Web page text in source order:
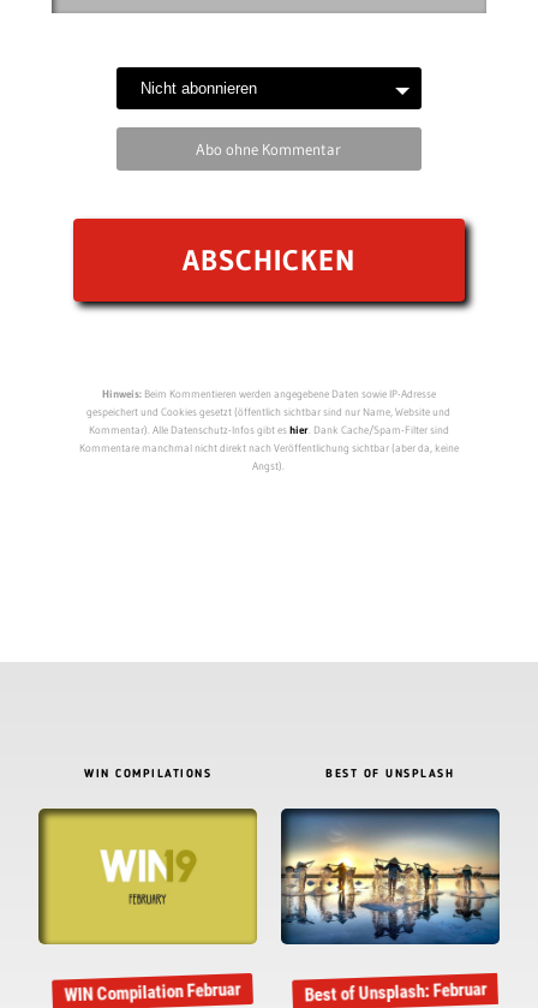
Abo ohne Kommentar
Hinweis:Beim Kommentieren werden angegebene Daten sowie IP-Adresse
gespeichert und Cookies gesetzt (öffentlich sichtbar sind nur Name, Website und
Kommentar). Alle Datenschutz-Infos gibt eshier. Dank Cache/Spam-Filter sind
Kommentare manchmal nicht direkt nach Veröffentlichung sichtbar (aber da, keine
Angst).
WIN COMPILATIONS
WIN Compilation Februar
BEST OF UNSPLASH
Best of Unsplash: Februar